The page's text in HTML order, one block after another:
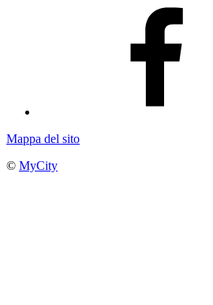
Mappa del sito
© MyCity